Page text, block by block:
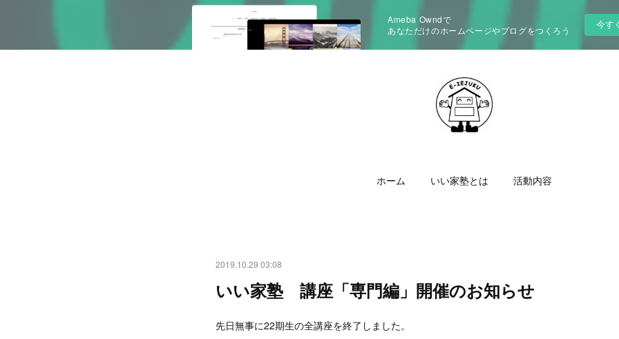
Ameba Owndで
あなただけのホームページやブログをつくろう
今す
ホーム いい家塾とは 活動内容
2019.10.29 03:08
いい家塾 講座「専門編」開催のお知らせ
先日無事に22期生の全講座を終了しました。